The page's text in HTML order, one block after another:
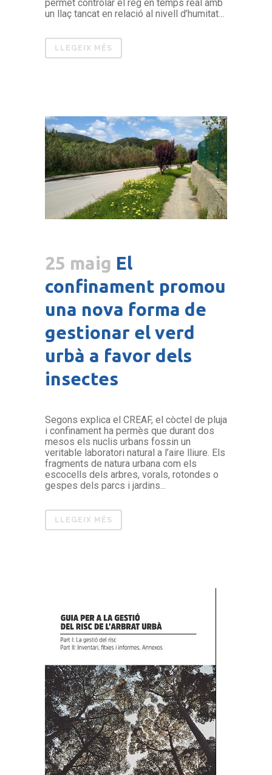
permet controlar el reg en temps real amb
un llaç tancat en relació al nivell d’humitat...
LLEGEIX MÉS
25 maig El
confinament promou
una nova forma de
gestionar el verd
urbà a favor dels
insectes
Segons explica el CREAF, el còctel de pluja
i confinament ha permès que durant dos
mesos els nuclis urbans fossin un
veritable laboratori natural a l’aire lliure. Els
fragments de natura urbana com els
escocells dels arbres, vorals, rotondes o
gespes dels parcs i jardins...
LLEGEIX MÉS